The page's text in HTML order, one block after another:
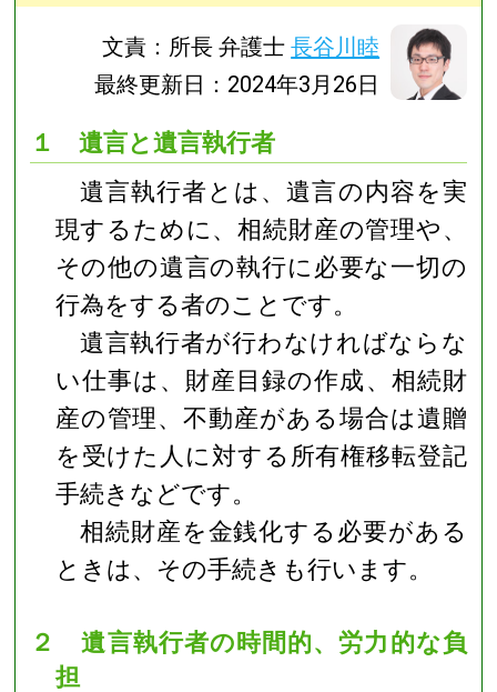
文責：所長 弁護士長谷川睦
最終更新日：2024年3月26日
１ 遺言と遺言執行者
遺言執行者とは、遺言の内容を実
現するために、相続財産の管理や、
その他の遺言の執行に必要な一切の
行為をする者のことです。
遺言執行者が行わなければならな
い仕事は、財産目録の作成、相続財
産の管理、不動産がある場合は遺贈
を受けた人に対する所有権移転登記
手続きなどです。
相続財産を金銭化する必要がある
ときは、その手続きも行います。
２ 遺言執行者の時間的、労力的な負
担